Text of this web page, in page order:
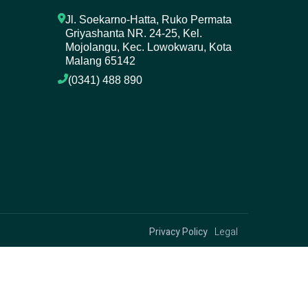
Jl. Soekarno-Hatta, Ruko Permata
Griyashanta NR. 24-25, Kel.
Mojolangu, Kec. Lowokwaru, Kota
Malang 65142
(0341) 488 890
Privacy Policy Legal